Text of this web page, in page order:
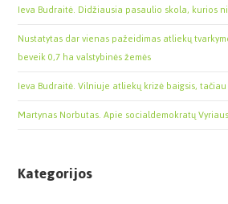
Ieva Budraitė. Didžiausia pasaulio skola, kurios
Nustatytas dar vienas pažeidimas atliekų
beveik 0,7 ha valstybinės žemės
Ieva Budraitė. Vilniuje atliekų krizė baigsis,
Martynas Norbutas. Apie socialdemokratų
Kategorijos